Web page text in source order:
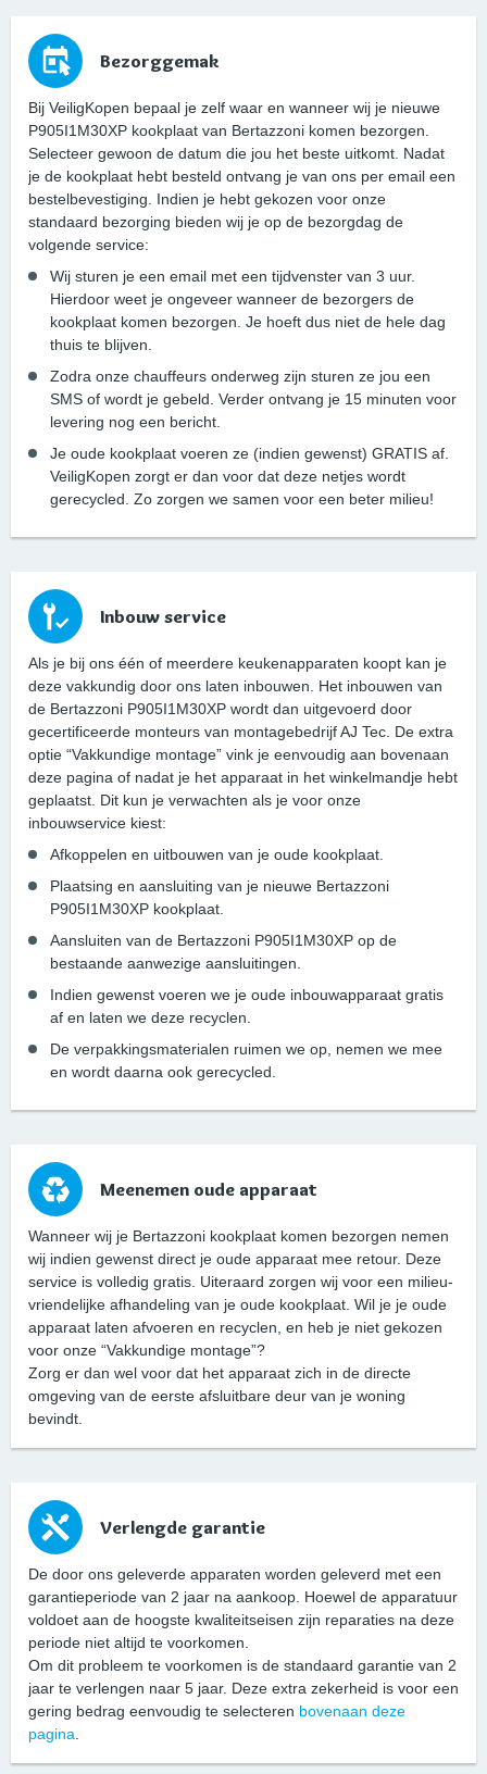
Bezorggemak
Bij VeiligKopen bepaal je zelf waar en wanneer wij je nieuwe
P905I1M30XP kookplaat van Bertazzoni komen bezorgen.
Selecteer gewoon de datum die jou het beste uitkomt. Nadat
je de kookplaat hebt besteld ontvang je van ons per email een
bestelbevestiging. Indien je hebt gekozen voor onze
standaard bezorging bieden wij je op de bezorgdag de
volgende service:
Wij sturen je een email met een tijdvenster van 3 uur.
Hierdoor weet je ongeveer wanneer de bezorgers de
kookplaat komen bezorgen. Je hoeft dus niet de hele dag
thuis te blijven.
Zodra onze chauffeurs onderweg zijn sturen ze jou een
SMS of wordt je gebeld. Verder ontvang je 15 minuten voor
levering nog een bericht.
Je oude kookplaat voeren ze (indien gewenst) GRATIS af.
VeiligKopen zorgt er dan voor dat deze netjes wordt
gerecycled. Zo zorgen we samen voor een beter milieu!
Inbouw service
Als je bij ons één of meerdere keukenapparaten koopt kan je
deze vakkundig door ons laten inbouwen. Het inbouwen van
de Bertazzoni P905I1M30XP wordt dan uitgevoerd door
gecertificeerde monteurs van montagebedrijf AJ Tec. De extra
optie “Vakkundige montage” vink je eenvoudig aan bovenaan
deze pagina of nadat je het apparaat in het winkelmandje hebt
geplaatst. Dit kun je verwachten als je voor onze
inbouwservice kiest:
Afkoppelen en uitbouwen van je oude kookplaat.
Plaatsing en aansluiting van je nieuwe Bertazzoni
P905I1M30XP kookplaat.
Aansluiten van de Bertazzoni P905I1M30XP op de
bestaande aanwezige aansluitingen.
Indien gewenst voeren we je oude inbouwapparaat gratis
af en laten we deze recyclen.
De verpakkingsmaterialen ruimen we op, nemen we mee
en wordt daarna ook gerecycled.
Meenemen oude apparaat
Wanneer wij je Bertazzoni kookplaat komen bezorgen nemen
wij indien gewenst direct je oude apparaat mee retour. Deze
service is volledig gratis. Uiteraard zorgen wij voor een milieu-
vriendelijke afhandeling van je oude kookplaat. Wil je je oude
apparaat laten afvoeren en recyclen, en heb je niet gekozen
voor onze “Vakkundige montage”?
Zorg er dan wel voor dat het apparaat zich in de directe
omgeving van de eerste afsluitbare deur van je woning
bevindt.
Verlengde garantie
De door ons geleverde apparaten worden geleverd met een
garantieperiode van 2 jaar na aankoop. Hoewel de apparatuur
voldoet aan de hoogste kwaliteitseisen zijn reparaties na deze
periode niet altijd te voorkomen.
Om dit probleem te voorkomen is de standaard garantie van 2
jaar te verlengen naar 5 jaar. Deze extra zekerheid is voor een
gering bedrag eenvoudig te selecteren bovenaan deze
pagina